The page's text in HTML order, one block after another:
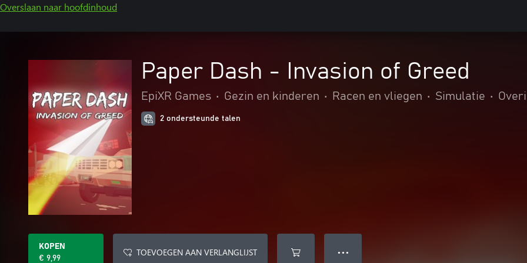
Overslaan naar hoofdinhoud
Paper Dash - Invasion of Greed
EpiXR Games • Gezin en kinderen • Racen en vliegen • Simulatie •
2 ondersteunde talen
KOPEN
€ 9,99
TOEVOEGEN AAN VERLANGLIJST ● ● ●